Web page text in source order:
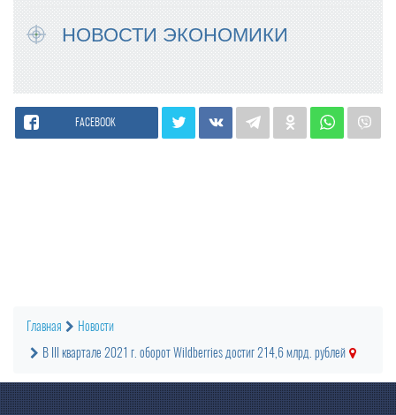
НОВОСТИ ЭКОНОМИКИ
FACEBOOK
Главная
Новости
В III квартале 2021 г. оборот Wildberries достиг 214,6 млрд. рублей